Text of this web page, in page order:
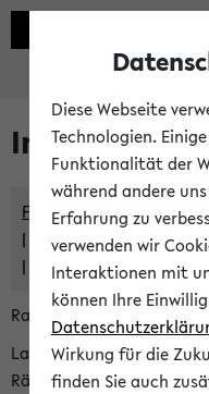
Im eKVV
Freie Räume und
Hinweise der
Raumanfragen:
Lassen Sie sich alle
Räumen mit bestimmten
Diese Webseite
Technologien.
Funktionalität der
während andere
Erfahrung zu
verwenden wir
Interaktionen mit
können Ihre
Wirkung für die
finden Sie auch